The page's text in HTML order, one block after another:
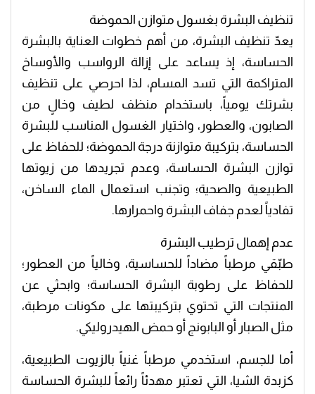
تنظيف البشرة بغسول متوازن الحموضة
يعدّ تنظيف البشرة، من أهم خطوات العناية بالبشرة
الحساسة، إذ يساعد على إزالة الرواسب والأوساخ
المتراكمة التي تسد المسام، لذا احرصي على تنظيف
بشرتك يومياً، باستخدام منظف لطيف وخالٍ من
الصابون، والعطور، واختيار الغسول المناسب للبشرة
الحساسة، بتركيبة متوازنة درجة الحموضة؛ للحفاظ على
توازن البشرة الحساسة، وعدم تجريدها من زيوتها
الطبيعية والصحية؛ وتجنب استعمال الماء الساخن،
تفادياً لعدم جفاف البشرة واحمرارها.
عدم إهمال ترطيب البشرة
طبّقي مرطباً مضاداً للحساسية، وخالياً من العطور؛
للحفاظ على رطوبة البشرة الحساسة؛ وابحثي عن
المنتجات التي تحتوي بتركيبتها على مكونات مرطبة،
مثل الصبار أو البابونج أو حمض الهيدروليكي.
أما للجسم، استخدمي مرطباً غنياً بالزيوت الطبيعية،
كزبدة الشيا، التي تعتبر مهدئاً رائعاً للبشرة الحساسة